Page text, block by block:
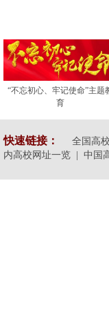
“不忘初心、牢记使命”主题
育
快速链接： 全国高
内高校网址一览 | 中国